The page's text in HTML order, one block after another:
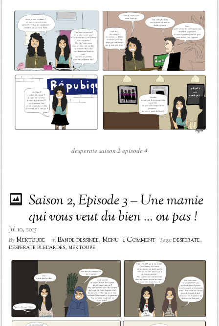
desperate saison 2 episode 4
Saison 2, Episode 3 – Une mamie
qui vous veut du bien … ou pas !
Jul 10, 2015
ByMektoube in Bande dessinée, Menu 1 Comment Tags:desperate,
desperate bledardes, mektoube